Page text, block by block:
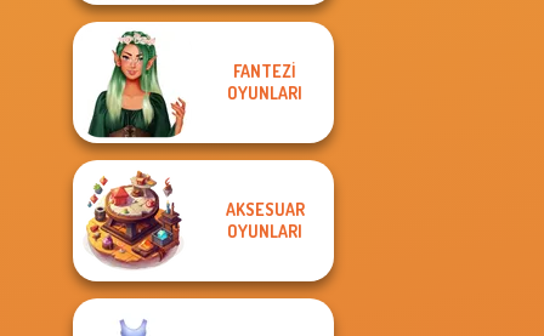
FANTEZI
OYUNLARI
AKSESUAR
OYUNLARI